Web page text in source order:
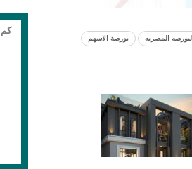
البورصه المصريه بورصة الاسهم
كم